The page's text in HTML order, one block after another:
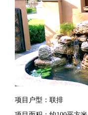
项目户型：联排